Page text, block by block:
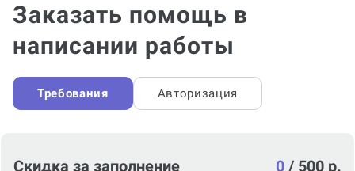
Заказать помощь в
написании работы
Требования Авторизация
Скидка за заполнение 0 / 500 р.